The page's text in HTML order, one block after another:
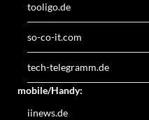
tooligo.de
so-co-it.com
tech-telegramm.de
mobile/Handy:
iinews.de